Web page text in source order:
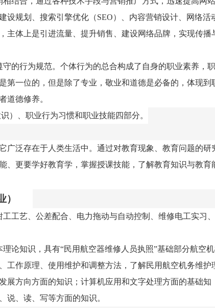
设规划、搜索引擎优化（SEO）、内容营销设计、网络活
主体上是引进流量、提升销售、建设网络品牌，实现传播
的行为规范。个体行为的总合构成了自身的职业素养，职
第一位的，但是除了专业，敬业和道德是必备的，体现到
道德修养。
）、职业行为习惯和职业技能四部分。
广泛存在于人类生活中。通过对教育现象、教育问题的研
、更要学好教育学，掌握授课技能，了解教育知识与教育
工艺、公差配合、电力拖动与自动控制、维修电工实习、
论知识，具有“民用航空器维修人员执照”基础部分航空
工作原理、使用维护和调整方法，了解民用航空机务维护
展方向方面的知识；计算机应用和文字处理方面的基础知
说、读、写等方面的知识。